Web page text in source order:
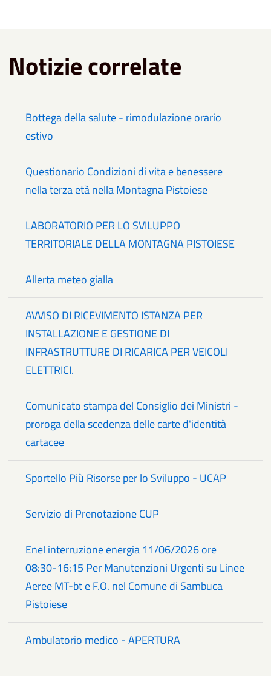
Notizie correlate
Bottega della salute - rimodulazione orario
estivo
Questionario Condizioni di vita e benessere
nella terza età nella Montagna Pistoiese
LABORATORIO PER LO SVILUPPO
TERRITORIALE DELLA MONTAGNA PISTOIESE
Allerta meteo gialla
AVVISO DI RICEVIMENTO ISTANZA PER
INSTALLAZIONE E GESTIONE DI
INFRASTRUTTURE DI RICARICA PER VEICOLI
ELETTRICI.
Comunicato stampa del Consiglio dei Ministri -
proroga della scedenza delle carte d'identità
cartacee
Sportello Più Risorse per lo Sviluppo - UCAP
Servizio di Prenotazione CUP
Enel interruzione energia 11/06/2026 ore
08:30-16:15 Per Manutenzioni Urgenti su Linee
Aeree MT-bt e F.O. nel Comune di Sambuca
Pistoiese
Ambulatorio medico - APERTURA